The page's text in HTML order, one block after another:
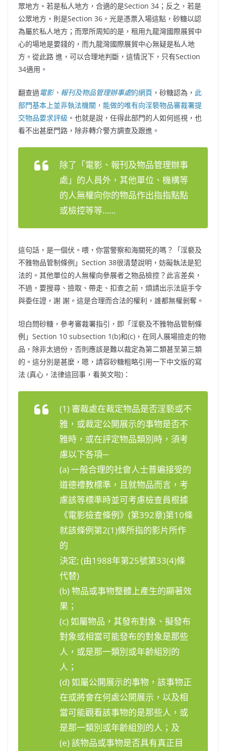
眾地方。若是私人地方，合適的是Section 34；反之，若是
公眾地方，則是Section 36。光是憑票入場這點，砂糖以認
為屬於私人地方；而眾所周知的是，租用九龍灣國際展貿中
心的場地是要錢的，而九龍灣國際展貿中心無疑是私人地
方。從此路 進，可以合理地判斷，這情況下，只有Section
34適用。
翻查過電影、報刊及物品管理辦事處的網頁 ，砂糖認為， 此
部門基本上並非執法機關，能做的唯有向淫褻物品審裁署提
交物品要求評級 。也就是說，任得此部門的人如何巡視，也
看不出甚麼門路，除非轉介警方調查及跟進。
除了「電影、報刊及物品管理辦事
處」的人員外，其他單位、機構等
的人無權向你的物品作出指指點點
或檢控等等……
這句話，是一個伏。喂，你當警察和海關死的嗎？「淫褻及
不雅物品管制條例」Section 38很清楚說明，妨礙執法是犯
法的。其他單位的人無權向參展者之物品檢控？此言差矣，
不過，要搜尋、撿取、帶走、扣查之前，煩請出示法庭手令
與委任證，謝 謝。這是合理而合法的權利，誰都無權剝奪。
坦白問砂糖，參考審裁署指引，即「淫褻及不雅物品管制條
例」Section 10 subsection 1(b)和(c)，在同人展場撿走的物
品，除非太過份，否則應該是難以裁定為第二類甚至第三類
的。這分別是甚麼，嗯，請容砂糖粗略引用一下中文版的寫
法 (真心，法律這回事，看英文啦)：
(1) 審裁處在裁定物品是否淫褻或不
雅，或裁定公開展示的事物是否不
雅時，或在評定物品類別時，須考
慮以下各項─
(a) 一般合理的社會人士普遍接受的
道德禮教標準，且就物品而言，考
慮該等標準時並可考慮檢查員根據
《電影檢查條例》(第392章)第10條
就該條例第2(1)條所指的影片所作
的
決定; (由1988年第25號第33(4)條
代替)
(b) 物品或事物整體上產生的顯著效
果；
(c) 如屬物品，其發布對象、擬發布
對象或相當可能發布的對象是那些
人，或是那一類別或年齡組別的
人；
(d) 如屬公開展示的事物，該事物正
在或將會在何處公開展示，以及相
當可能觀看該事物的是那些人，或
是那一類別或年齡組別的人；及
(e) 該物品或事物是否具有真正目